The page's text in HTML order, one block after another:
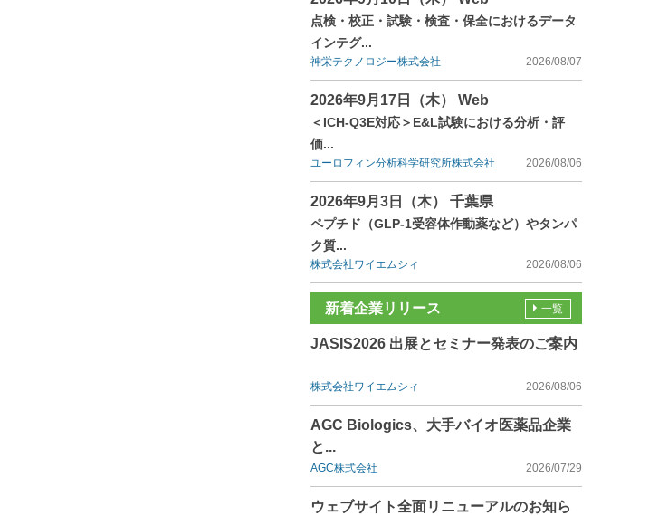
点検・校正・試験・検査・保全におけるデータ
インテグ...
神栄テクノロジー株式会社 2026/08/07
2026年9月17日（木） Web
＜ICH-Q3E対応＞E&L試験における分析・評
価...
ユーロフィン分析科学研究所株式会社 2026/08/06
2026年9月3日（木） 千葉県
ペプチド（GLP-1受容体作動薬など）やタンパ
ク質...
株式会社ワイエムシィ 2026/08/06
新着企業リリース
JASIS2026 出展とセミナー発表のご案内
株式会社ワイエムシィ 2026/08/06
AGC Biologics、大手バイオ医薬品企業
と...
AGC株式会社 2026/07/29
ウェブサイト全面リニューアルのお知ら
一覧